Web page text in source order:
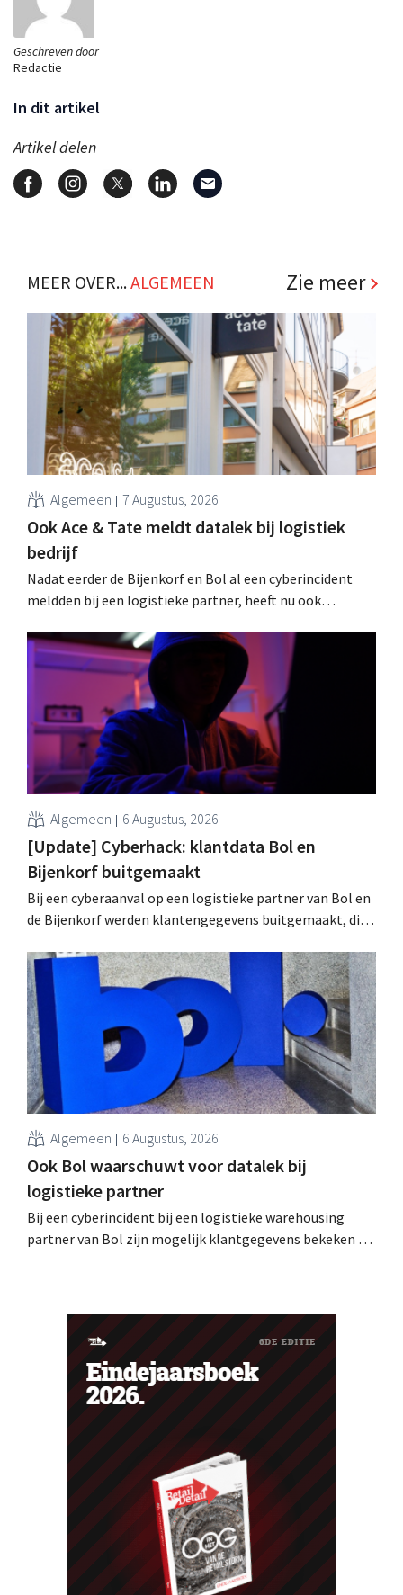
Geschreven door
Redactie
In dit artikel
Artikel delen
MEER OVER...ALGEMEEN Zie meer
Algemeen 7 Augustus, 2026
Ook Ace & Tate meldt datalek bij logistiek
bedrijf
Nadat eerder de Bijenkorf en Bol al een cyberincident
meldden bij een logistieke partner, heeft nu ook
datalek. Financiële gegevens, gebruikersnamen en
wachtwoorden zijn niet getroffen.
Algemeen 6 Augustus, 2026
[Update] Cyberhack: klantdata Bol en
Bijenkorf buitgemaakt
Bij een cyberaanval op een logistieke partner van Bol en
de Bijenkorf werden klantengegevens buitgemaakt, die
De retailers roepen klanten op alert te zijn voor
phishing.
Algemeen 6 Augustus, 2026
Ook Bol waarschuwt voor datalek bij
logistieke partner
Bij een cyberincident bij een logistieke warehousing
partner van Bol zijn mogelijk klantgegevens bekeken of